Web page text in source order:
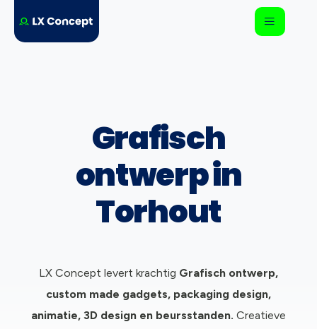
Grafisch
ontwerp in
Torhout
LX Concept levert krachtig Grafisch ontwerp,
custom made gadgets, packaging design,
animatie, 3D design en beursstanden. Creatieve